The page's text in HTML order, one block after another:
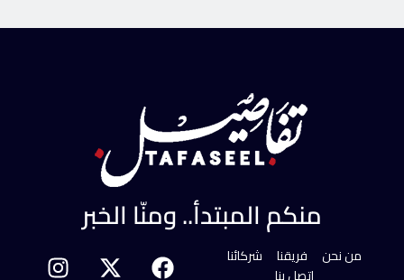
منكم المبتدأ.. ومنّا الخبر
من نحن فريقنا
شركائنا
اتصل بنا